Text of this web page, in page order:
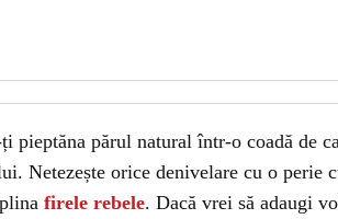
pieptăna părul natural într-o coadă de
Netezește orice denivelare cu o
firele rebele. Dacă vrei să adaugi